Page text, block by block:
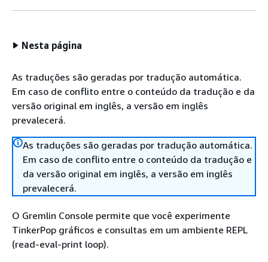
Nesta página
As traduções são geradas por tradução automática.
Em caso de conflito entre o conteúdo da tradução e da
versão original em inglês, a versão em inglês
prevalecerá.
As traduções são geradas por tradução automática.
Em caso de conflito entre o conteúdo da tradução e
da versão original em inglês, a versão em inglês
prevalecerá.
O Gremlin Console permite que você experimente
TinkerPop gráficos e consultas em um ambiente REPL
(read-eval-print loop).